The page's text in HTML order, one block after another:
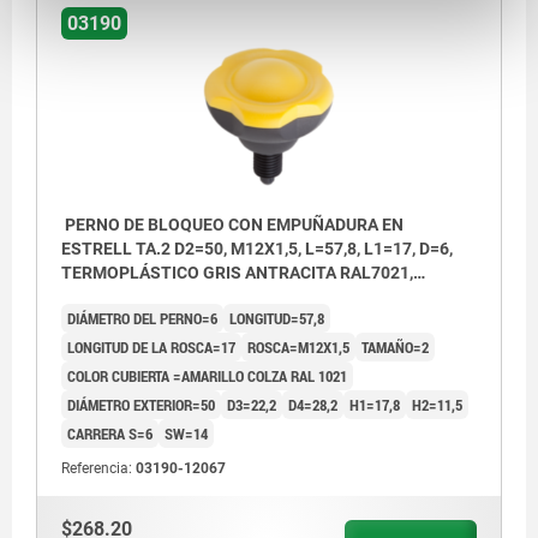
03190
PERNO DE BLOQUEO CON EMPUÑADURA EN
ESTRELL TA.2 D2=50, M12X1,5, L=57,8, L1=17, D=6,
TERMOPLÁSTICO GRIS ANTRACITA RAL7021,
CUBIERTA:AMARILLO RAL1021
DIÁMETRO DEL PERNO=6 LONGITUD=57,8
LONGITUD DE LA ROSCA=17 ROSCA=M12X1,5 TAMAÑO=2
COLOR CUBIERTA =AMARILLO COLZA RAL 1021
DIÁMETRO EXTERIOR=50 D3=22,2 D4=28,2 H1=17,8 H2=11,5
CARRERA S=6 SW=14
Referencia: 03190-12067
$268.20